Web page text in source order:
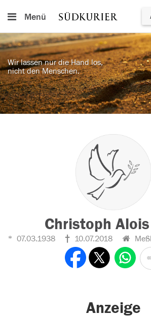
Menü
Wir lassen nur die Hand los,
nicht den Menschen.
Christoph
07.03.1938 10.07.2018
Anzeige